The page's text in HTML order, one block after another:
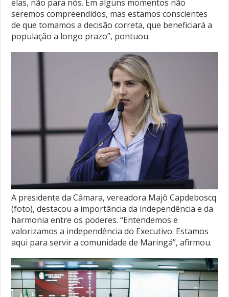
elas, não para nós. Em alguns momentos não
seremos compreendidos, mas estamos conscientes
de que tomamos a decisão correta, que beneficiará a
população a longo prazo”, pontuou.
A presidente da Câmara, vereadora Majô Capdeboscq
(foto), destacou a importância da independência e da
harmonia entre os poderes. “Entendemos e
valorizamos a independência do Executivo. Estamos
aqui para servir a comunidade de Maringá”, afirmou.